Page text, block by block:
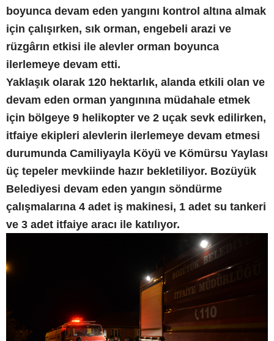
boyunca devam eden yangını kontrol altına almak
için çalışırken, sık orman, engebeli arazi ve
rüzgârın etkisi ile alevler orman boyunca
ilerlemeye devam etti.
Yaklaşık olarak 120 hektarlık, alanda etkili olan ve
devam eden orman yangınına müdahale etmek
için bölgeye 9 helikopter ve 2 uçak sevk edilirken,
itfaiye ekipleri alevlerin ilerlemeye devam etmesi
durumunda Camiliyayla Köyü ve Kömürsu Yaylası
üç tepeler mevkiinde hazır bekletiliyor. Bozüyük
Belediyesi devam eden yangın söndürme
çalışmalarına 4 adet iş makinesi, 1 adet su tankeri
ve 3 adet itfaiye aracı ile katılıyor.